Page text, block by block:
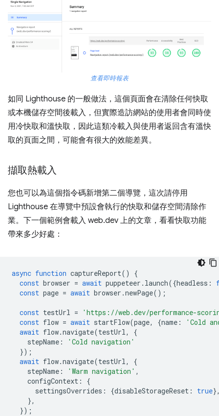
查看即時報表
如同 Lighthouse 的一般做法，這個頁面會在清除任何快取
或本機儲存空間後載入，但實際造訪網站的使用者會同時使
用冷快取和溫快取，因此這類冷載入與使用者返回含有溫快
取的頁面之間，可能會有很大的效能差異。
擷取熱載入
您也可以為這個指令碼新增第二個導覽，這次請停用
Lighthouse 在導覽中預設會執行的快取和儲存空間清除作
業。下一個範例會載入 web.dev 上的文章，看看快取功能
帶來多少好處：
async function captureReport()
{
const browser = await puppeteer . launch({headless :
const page = await browser .newPage();
const testUrl =
'https://web.dev/performance-
const flow = await startFlow(page, {name :
'Cold
await flow.navigate(testUrl,
{
stepName :
'Cold navigation'
});
await flow.navigate(testUrl,
{
stepName : 'Warm navigation' ,
configContext :
{
settingsOverrides : {disableStorageReset : true
},
});